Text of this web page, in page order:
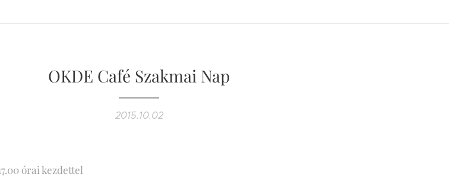
OKDE Café Szakmai Nap
2015.10.02
órai kezdettel